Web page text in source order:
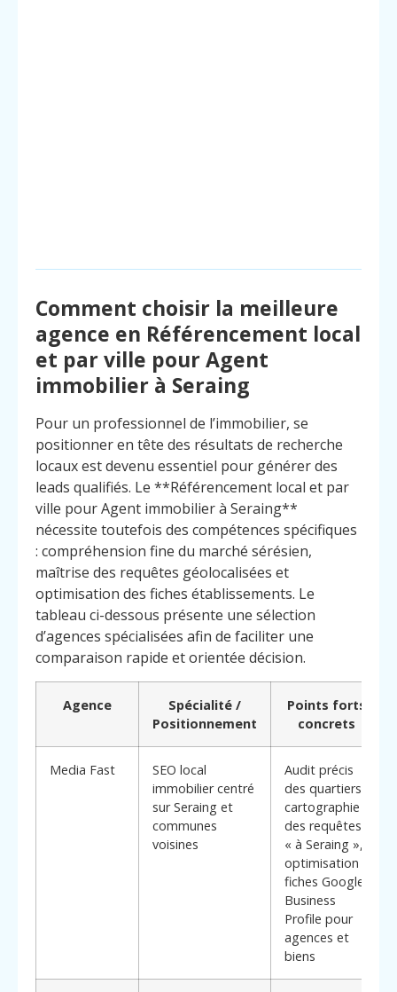
Comment choisir la meilleure
agence en Référencement local
et par ville pour Agent
immobilier à Seraing
Pour un professionnel de l’immobilier, se
positionner en tête des résultats de recherche
locaux est devenu essentiel pour générer des
leads qualifiés. Le **Référencement local et par
ville pour Agent immobilier à Seraing**
nécessite toutefois des compétences spécifiques
: compréhension fine du marché sérésien,
maîtrise des requêtes géolocalisées et
optimisation des fiches établissements. Le
tableau ci-dessous présente une sélection
d’agences spécialisées afin de faciliter une
comparaison rapide et orientée décision.
Agence
Spécialité /
Positionnement
Points forts
concrets
Media Fast
SEO local
immobilier centré
sur Seraing et
communes
voisines
Audit précis
des quartiers,
cartographie
des requêtes
« à Seraing »,
optimisation
fiches Google
Business
Profile pour
agences et
biens